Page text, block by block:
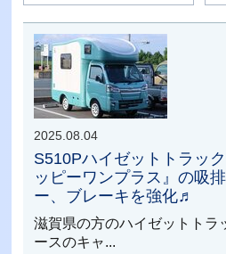
2025.08.04
S510Pハイゼットトラッ
ッピーワンプラス』の吸
ー、ブレーキを強化♬
滋賀県の方のハイゼットトラ
ースのキャ...